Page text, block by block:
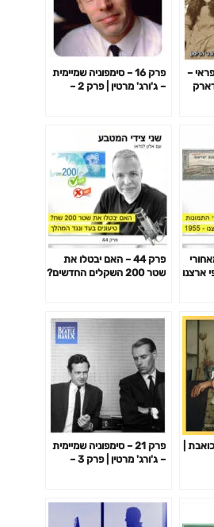
פראי –
פרק 16 – סימפוניה שמיימית
– ג'ורג' מרטין | פרק 2 –
מאחורי
ארצנו
פרק 44 – האם יבטלו את
שטר 200 השקלים החדשים?
|
פרק 21 – סימפוניה שמיימית
– ג'ורג' מרטין | פרק 3 –